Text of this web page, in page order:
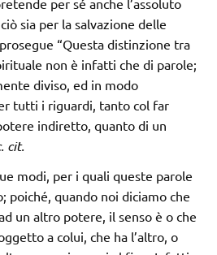
per sé anche l’assoluto
sia per la salvazione delle
“Questa distinzione tra
non è infatti che di parole;
diviso, ed in modo
tutti i riguardi, tanto col far
indiretto, quanto di un
cit.
modi, per i quali queste parole
poiché, quando noi diciamo che
un altro potere, il senso è o che
a colui, che ha l’altro, o